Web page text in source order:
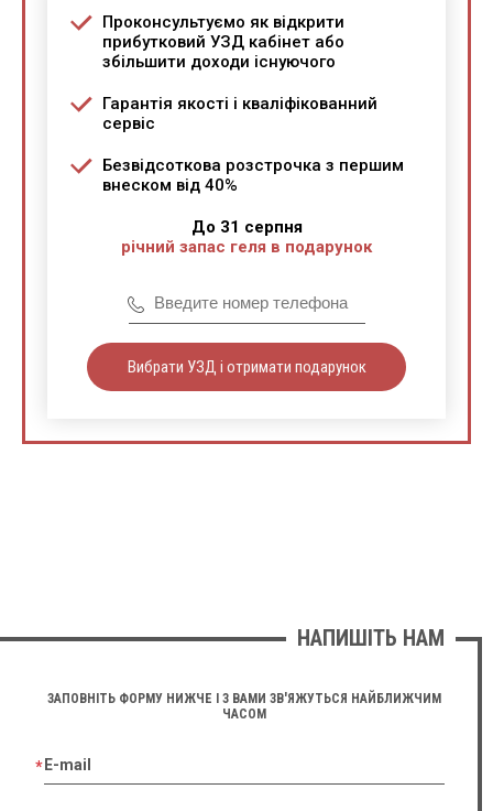
Проконсультуємо як відкрити
прибутковий УЗД кабінет або
збільшити доходи існуючого
Гарантія якості і кваліфікованний
сервіс
Безвідсоткова розстрочка з першим
внеском від 40%
До 31 серпня
річний запас геля в подарунок
Вибрати УЗД і отримати подарунок
НАПИШІТЬ НАМ
ЗАПОВНІТЬ ФОРМУ НИЖЧЕ І З ВАМИ ЗВ'ЯЖУТЬСЯ НАЙБЛИЖЧИМ
ЧАСОМ
E-mail